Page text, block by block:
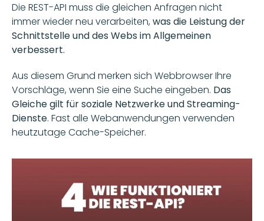
Die REST-API muss die gleichen Anfragen nicht
immer wieder neu verarbeiten, was die Leistung der
Schnittstelle und des Webs im Allgemeinen
verbessert.
Aus diesem Grund merken sich Webbrowser Ihre
Vorschläge, wenn Sie eine Suche eingeben. Das
Gleiche gilt für soziale Netzwerke und Streaming-
Dienste. Fast alle Webanwendungen verwenden
heutzutage Cache-Speicher.